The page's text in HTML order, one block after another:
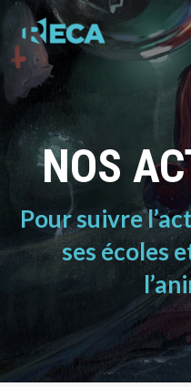
NOS
Pour suivre
ses écoles